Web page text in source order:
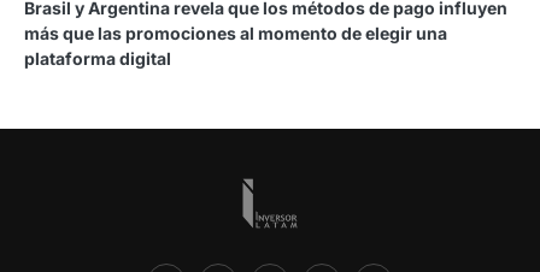
Brasil y Argentina revela que los métodos de pago influyen
más que las promociones al momento de elegir una
plataforma digital